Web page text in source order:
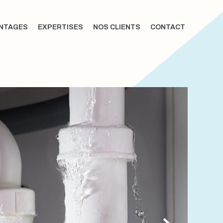
EXPERTISES NOS CLIENTS CONTACT